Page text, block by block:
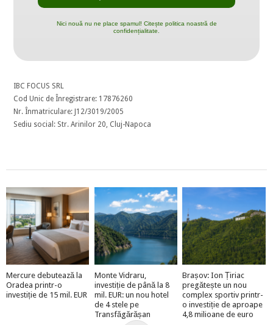
Nici nouă nu ne place spamul! Citește politica noastră de
confidențialitate.
IBC FOCUS SRL
Cod Unic de Înregistrare: 17876260
Nr. Înmatriculare: J12/3019/2005
Sediu social: Str. Arinilor 20, Cluj-Napoca
Mercure debutează la
Oradea printr-o
investiție de 15 mil. EUR
Monte Vidraru,
investiție de până la 8
mil. EUR: un nou hotel
de 4 stele pe
Transfăgărășan
Brașov: Ion Țiriac
pregătește un nou
complex sportiv printr-
o investiție de aproape
4,8 milioane de euro